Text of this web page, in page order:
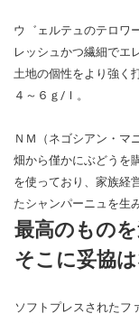
ウ゛ェルテュのテロワ
レッシュかつ繊細でエ
土地の個性をより強く
４～６ｇ/ｌ。
ＮＭ（ネゴシアン・マ
畑から僅かにぶどうを
を使っており、家族経
たシャンパーニュを生
最高のものを
そこに妥協
ソフトプレスされたフ